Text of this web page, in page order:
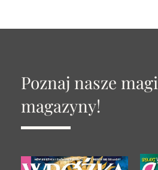
Poznaj nasze
magazyny!